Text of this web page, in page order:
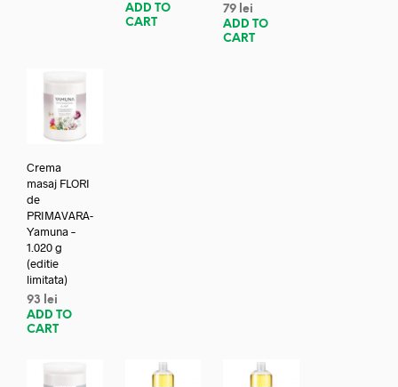
ADD TO
CART
79 lei
ADD TO
CART
Crema
masaj FLORI
de
PRIMAVARA-
Yamuna –
1.020 g
(editie
limitata)
93
lei
ADD TO
CART